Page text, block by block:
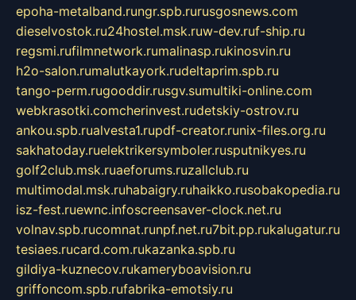
epoha-metalband.rungr.spb.rurusgosnews.com
dieselvostok.ru24hostel.msk.ruw-dev.ruf-ship.ru
regsmi.rufilmnetwork.rumalinasp.rukinosvin.ru
h2o-salon.rumalutkayork.rudeltaprim.spb.ru
tango-perm.rugooddir.rusgv.sumultiki-online.com
webkrasotki.comcherinvest.rudetskiy-ostrov.ru
ankou.spb.rualvesta1.rupdf-creator.runix-files.org.ru
sakhatoday.ruelektrikersymboler.rusputnikyes.ru
golf2club.msk.ruaeforums.ruzallclub.ru
multimodal.msk.ruhabaigry.ruhaikko.rusobakopedia.ru
isz-fest.ruewnc.infoscreensaver-clock.net.ru
volnav.spb.rucomnat.runpf.net.ru7bit.pp.rukalugatur.ru
tesiaes.rucard.com.rukazanka.spb.ru
gildiya-kuznecov.rukameryboavision.ru
griffoncom.spb.rufabrika-emotsiy.ru